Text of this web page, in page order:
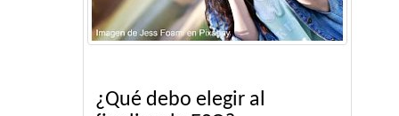
¿Qué debo elegir al